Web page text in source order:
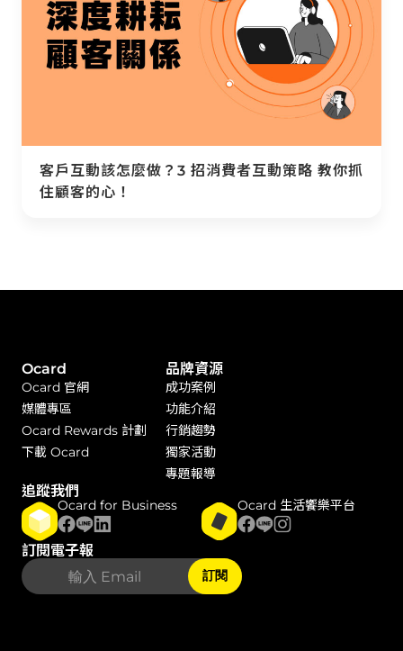
客戶互動該怎麼做？3 招消費者互動策略 教你抓
住顧客的心！
Ocard
Ocard 官網
媒體專區
Ocard Rewards 計劃
下載 Ocard
品牌資源
成功案例
功能介紹
行銷趨勢
獨家活動
專題報導
追蹤我們
Ocard for Business Ocard 生活饗樂平台
訂閱電子報
訂閱